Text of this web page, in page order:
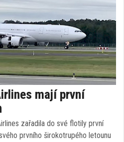
mají první
zařadila do své flotily první
prvního širokotrupého letounu